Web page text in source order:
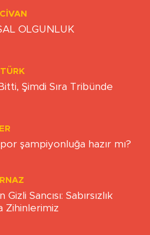
OLGUNLUK
Şimdi Sıra Tribünde
şampiyonluğa hazır mı?
Gizli Sancısı: Sabırsızlık
Zihinlerimiz